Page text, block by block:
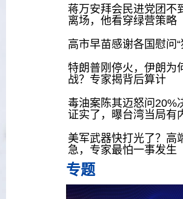
蒋万安拜会民进党团不
离场，他看穿绿营策略
高市早苗感谢各国慰问
特朗普刚停火，伊朗为
战？专家揭背后算计
毒油案陈其迈怒问20%
证实了，曝台湾当局有
美军武器快打光了？高
急，专家最怕一事发生
专题